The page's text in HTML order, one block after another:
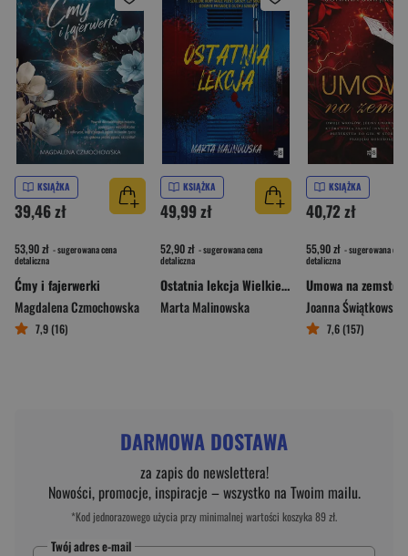
KSIĄŻKA
39,46 zł
53,90 zł - sugerowana cena
detaliczna
Ćmy i fajerwerki
Magdalena Czmochowska
7,9 (16)
KSIĄŻKA
49,99 zł
52,90 zł - sugerowana cena
detaliczna
Ostatnia lekcja Wielkie Litery
Marta Malinowska
KSIĄŻKA
40,72 zł
55,90 zł - sugerowana cena
detaliczna
Umowa na zemstę
Joanna Świątkowska
7,6 (157)
DARMOWA DOSTAWA
za zapis do newslettera!
Nowości, promocje, inspiracje – wszystko na Twoim mailu.
*Kod jednorazowego użycia przy minimalnej wartości koszyka 89 zł.
Twój adres e-mail